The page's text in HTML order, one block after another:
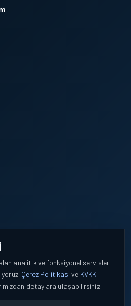
analitik ve fonksiyonel servisleri
Çerez Politikası ve KVKK
detaylara ulaşabilirsiniz.